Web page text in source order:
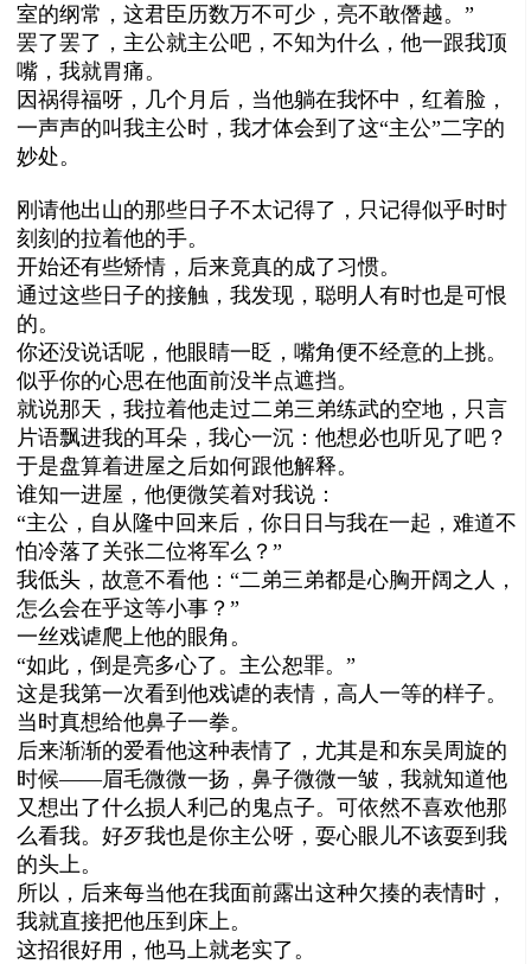
室的纲常，这君臣历数万不可少，亮不敢僭越。”
罢了罢了，主公就主公吧，不知为什么，他一跟我顶
嘴，我就胃痛。
因祸得福呀，几个月后，当他躺在我怀中，红着脸，
一声声的叫我主公时，我才体会到了这“主公”二字的
妙处。
刚请他出山的那些日子不太记得了，只记得似乎时时
刻刻的拉着他的手。
开始还有些矫情，后来竟真的成了习惯。
通过这些日子的接触，我发现，聪明人有时也是可恨
的。
你还没说话呢，他眼睛一眨，嘴角便不经意的上挑。
似乎你的心思在他面前没半点遮挡。
就说那天，我拉着他走过二弟三弟练武的空地，只言
片语飘进我的耳朵，我心一沉：他想必也听见了吧？
于是盘算着进屋之后如何跟他解释。
谁知一进屋，他便微笑着对我说：
“主公，自从隆中回来后，你日日与我在一起，难道不
怕冷落了关张二位将军么？”
我低头，故意不看他：“二弟三弟都是心胸开阔之人，
怎么会在乎这等小事？”
一丝戏谑爬上他的眼角。
“如此，倒是亮多心了。主公恕罪。”
这是我第一次看到他戏谑的表情，高人一等的样子。
当时真想给他鼻子一拳。
后来渐渐的爱看他这种表情了，尤其是和东吴周旋的
时候——眉毛微微一扬，鼻子微微一皱，我就知道他
又想出了什么损人利己的鬼点子。可依然不喜欢他那
么看我。好歹我也是你主公呀，耍心眼儿不该耍到我
的头上。
所以，后来每当他在我面前露出这种欠揍的表情时，
我就直接把他压到床上。
这招很好用，他马上就老实了。